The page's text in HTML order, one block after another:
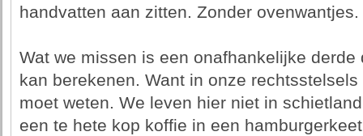
handvatten aan zitten. Zonder ovenwantjes.
Wat we missen is een onafhankelijke
kan berekenen. Want in onze
moet weten. We leven hier niet in
een te hete kop koffie in een